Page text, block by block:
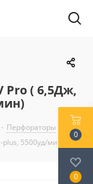
Pro ( 6,5Дж,
- Перфораторы
5500уд/мин)
0
0